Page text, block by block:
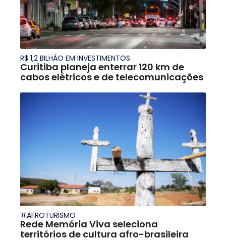
R$ 1,2 BILHÃO EM INVESTIMENTOS
Curitiba planeja enterrar 120 km de
cabos elétricos e de telecomunicações
#AFROTURISMO
Rede Memória Viva seleciona
territórios de cultura afro-brasileira